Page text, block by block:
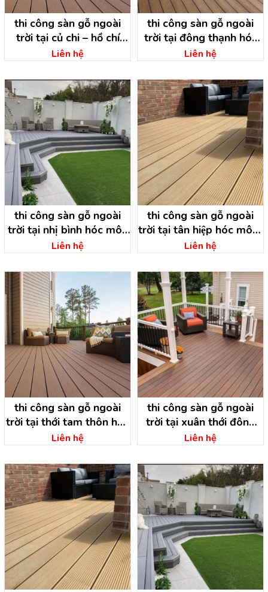
thi công sàn gỗ ngoài
trời tại củ chi – hồ chí
minh
Liên hệ
thi công sàn gỗ ngoài
trời tại đông thạnh hóc
môn – hồ chí minh
Liên hệ
thi công sàn gỗ ngoài
trời tại nhị bình hóc môn
– hồ chí minh
Liên hệ
thi công sàn gỗ ngoài
trời tại tân hiệp hóc môn-
hồ chí minh
Liên hệ
thi công sàn gỗ ngoài
trời tại thới tam thôn hóc
môn- hồ chí minh
Liên hệ
thi công sàn gỗ ngoài
trời tại xuân thới đông
hóc môn- hồ chí minh
Liên hệ